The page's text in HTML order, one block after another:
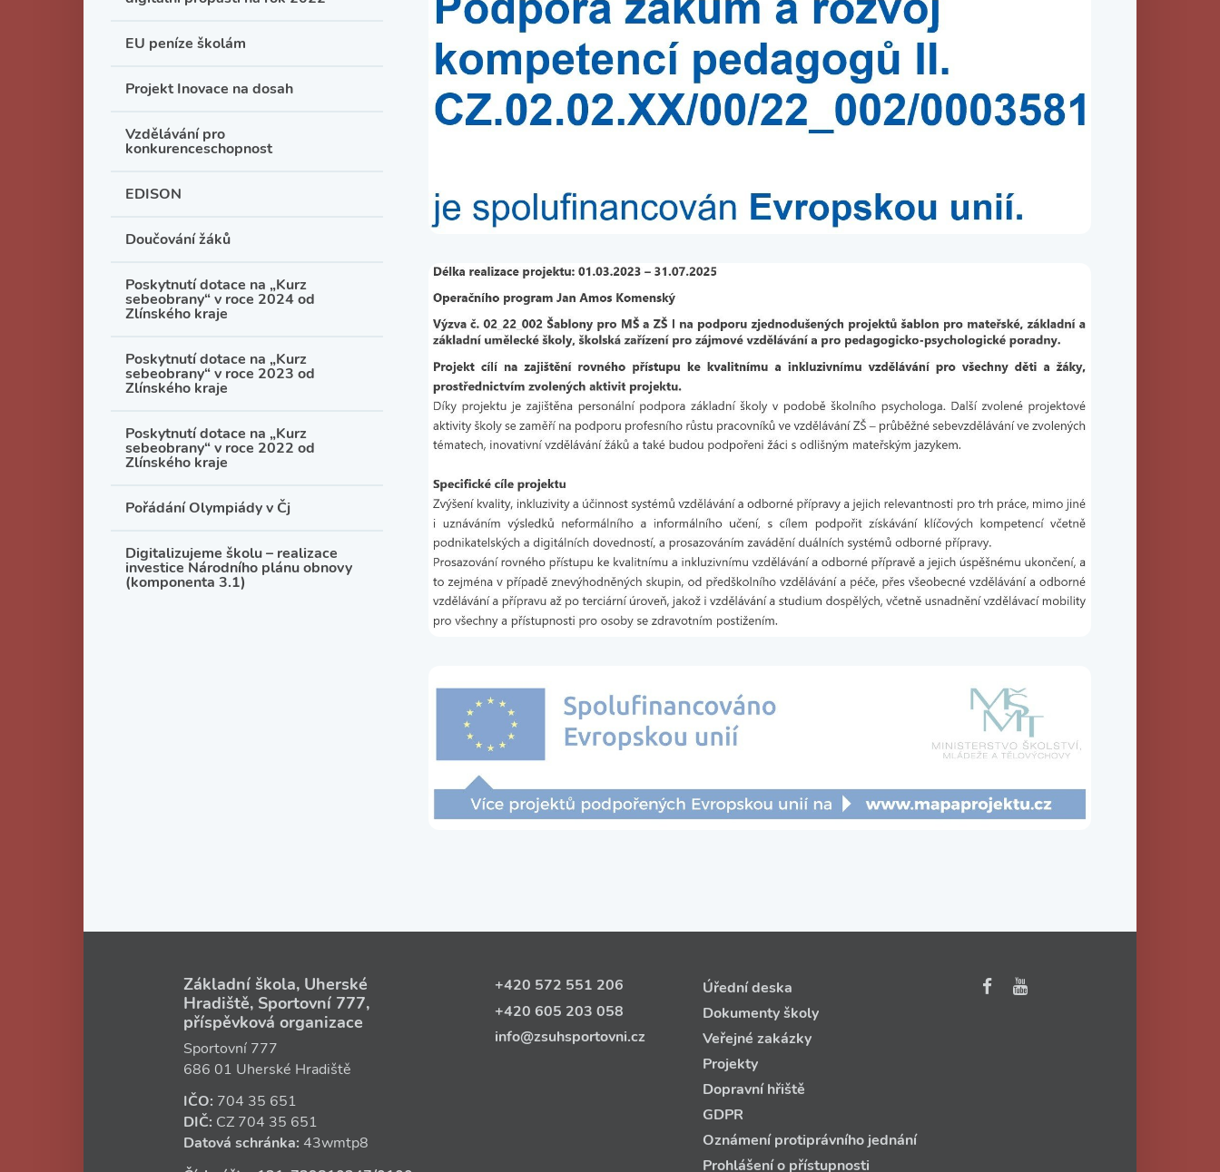
EU peníze školám
Projekt Inovace na dosah
Vzdělávání pro
konkurenceschopnost
EDISON
Doučování žáků
Poskytnutí dotace na „Kurz
sebeobrany“ v roce 2024 od
Zlínského kraje
Poskytnutí dotace na „Kurz
sebeobrany“ v roce 2023 od
Zlínského kraje
Poskytnutí dotace na „Kurz
sebeobrany“ v roce 2022 od
Zlínského kraje
Pořádání Olympiády v Čj
Digitalizujeme školu – realizace
investice Národního plánu obnovy
(komponenta 3.1)
Základní škola, Uherské
Hradiště, Sportovní 777,
příspěvková organizace
Sportovní 777
686 01 Uherské Hradiště
IČO: 704 35 651
DIČ: CZ 704 35 651
Datová schránka: 43wmtp8
+420 572 551 206
+420 605 203 058
info@zsuhsportovni.cz
Úřední deska
Dokumenty školy
Veřejné zakázky
Projekty
Dopravní hřiště
GDPR
Oznámení protiprávního jednání
Prohlášení o přístupnosti